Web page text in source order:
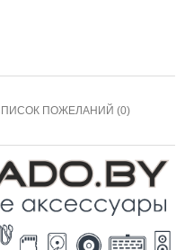
ПОЖЕЛАНИЙ (0)